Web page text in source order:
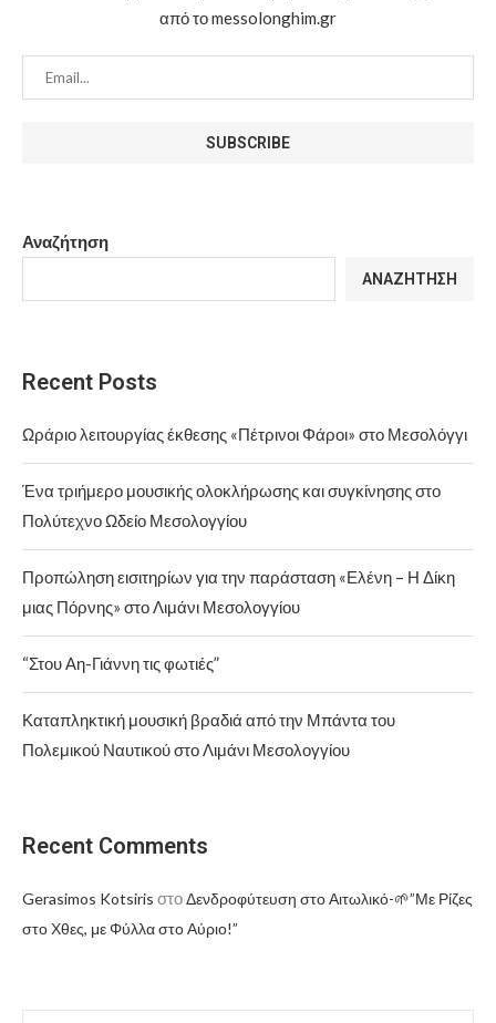
Αναζήτηση
ΑΝΑΖΉΤΗΣΗ
Recent Posts
Ωράριο λειτουργίας έκθεσης «Πέτρινοι Φάροι» στο Μεσολόγγι
Ένα τριήμερο μουσικής ολοκλήρωσης και συγκίνησης στο
Πολύτεχνο Ωδείο Μεσολογγίου
Προπώληση εισιτηρίων για την παράσταση «Ελένη – Η Δίκη
μιας Πόρνης» στο Λιμάνι Μεσολογγίου
“Στου Αη-Γιάννη τις φωτιές”
Καταπληκτική μουσική βραδιά από την Μπάντα του
Πολεμικού Ναυτικού στο Λιμάνι Μεσολογγίου
Recent Comments
Gerasimos Kotsiris στοΔενδροφύτευση στο Αιτωλικό-🌱”Με Ρίζες
στο Χθες, με Φύλλα στο Αύριο!”
από το messolonghim.gr